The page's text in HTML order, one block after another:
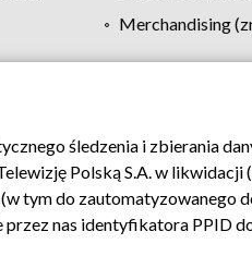
Merchandising
Pomoc Biuro reklamy
śledzenia i zbierania
Polską S.A. w likwidacji
tym do zautomatyzowanego
przez nas identyfikatora PPID